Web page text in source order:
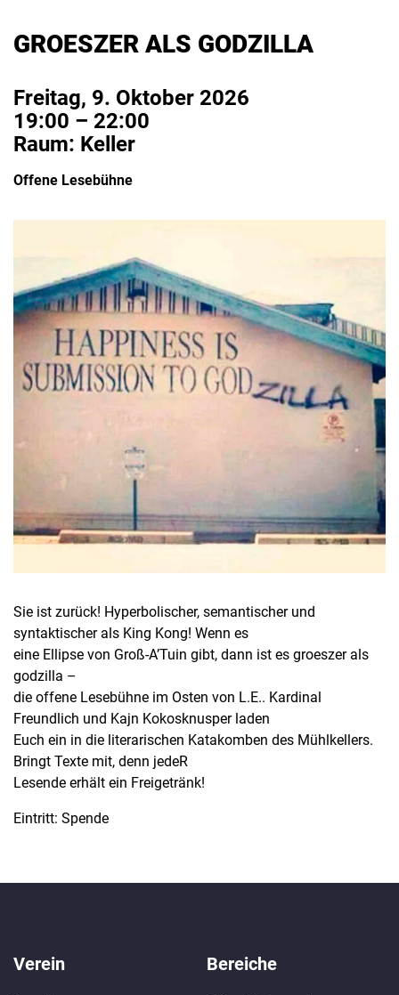
GROESZER ALS GODZILLA
Freitag, 9. Oktober 2026
19:00 – 22:00
Raum: Keller
Offene Lesebühne
Sie ist zurück! Hyperbolischer, semantischer und
syntaktischer als King Kong! Wenn es
eine Ellipse von Groß-A’Tuin gibt, dann ist es groeszer als
godzilla –
die offene Lesebühne im Osten von L.E.. Kardinal
Freundlich und Kajn Kokosknusper laden
Euch ein in die literarischen Katakomben des Mühlkellers.
Bringt Texte mit, denn jedeR
Lesende erhält ein Freigetränk!
Eintritt: Spende
Verein Bereiche